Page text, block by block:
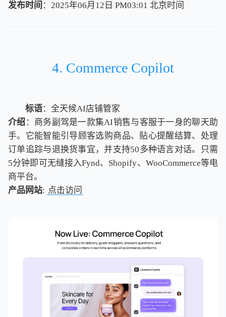
发布时间 ：2025年06月12日 PM03:01 北京时间
北京时间
4. Commerce Copilot
标语：全天候AI店铺管家
介绍 ：商务副驾是一款集AI销售与客服于一身的聊天助
手。它能智能引导顾客选购商品、贴心提醒结算、处理
订单追踪与退换货事宜，并支持50多种语言对话。只需
5分钟即可无缝接入Fynd、Shopify、WooCommerce等电
商平台。
产品网站: 点击访问